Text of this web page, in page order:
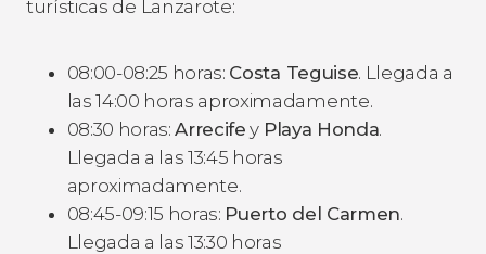
turísticas de Lanzarote:
08:00-08:25 horas: Costa Teguise. Llegada a
las 14:00 horas aproximadamente.
08:30 horas:Arrecife y Playa Honda.
Llegada a las 13:45 horas
aproximadamente.
08:45-09:15 horas: Puerto del Carmen.
Llegada a las 13:30 horas